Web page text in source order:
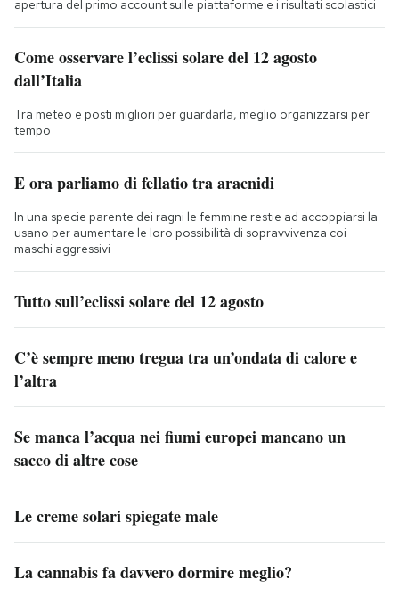
apertura del primo account sulle piattaforme e i risultati scolastici
Come osservare l’eclissi solare del 12 agosto
dall’Italia
Tra meteo e posti migliori per guardarla, meglio organizzarsi per
tempo
E ora parliamo di fellatio tra aracnidi
In una specie parente dei ragni le femmine restie ad accoppiarsi la
usano per aumentare le loro possibilità di sopravvivenza coi
maschi aggressivi
Tutto sull’eclissi solare del 12 agosto
C’è sempre meno tregua tra un’ondata di calore e
l’altra
Se manca l’acqua nei fiumi europei mancano un
sacco di altre cose
Le creme solari spiegate male
La cannabis fa davvero dormire meglio?